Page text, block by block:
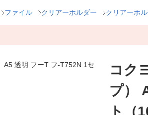
ファイル クリアーホルダー クリアーホ
コク
プ）
ト（